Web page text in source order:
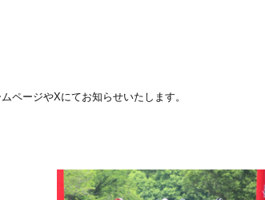
ページやXにてお知らせいたします。